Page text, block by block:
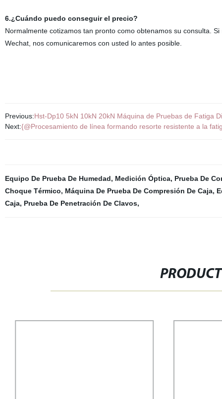
6.¿Cuándo puedo conseguir el precio?
Normalmente cotizamos tan pronto como obtenamos su consulta.
Wechat, nos comunicaremos con usted lo antes posible.
Previous:Hst-Dp10 5kN 10kN 20kN Máquina de Pruebas de Fatiga
Next:{@Procesamiento de línea formando resorte resistente a la
Equipo De Prueba De Humedad, Medición Óptica, Prueba De
Choque Térmico, Máquina De Prueba De Compresión De Caja,
Caja, Prueba De Penetración De Clavos,